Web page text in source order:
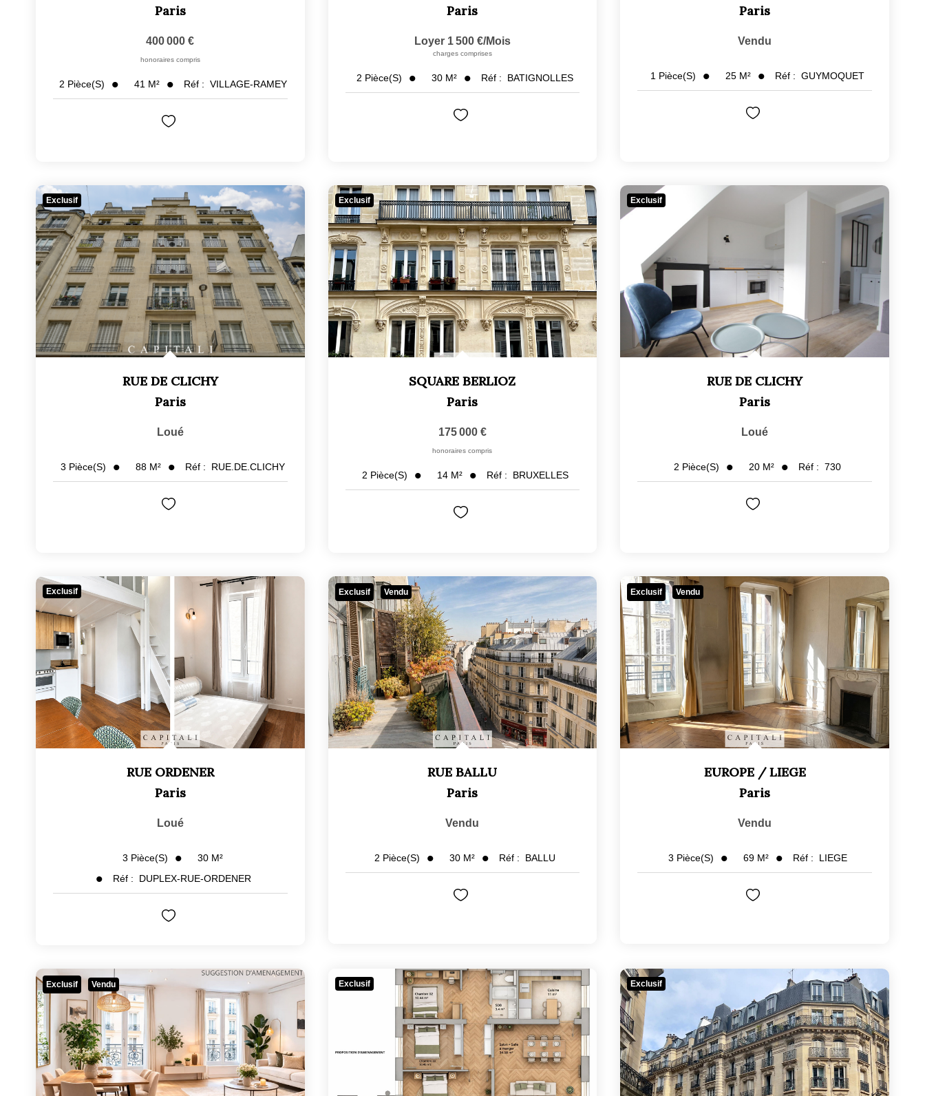
Paris
400 000 €
honoraires compris
2 Pièce(s) 41 M² Réf : VILLAGE-RAMEY
Paris
Loyer 1 500 €/mois
charges comprises
2 Pièce(s) 30 M² Réf : BATIGNOLLES
Paris
Vendu
1 Pièce(s) 25 M² Réf : GUYMOQUET
Exclusif
RUE DE CLICHY
Paris
Loué
3 Pièce(s) 88 M² Réf : RUE.DE.CLICHY
Exclusif
SQUARE BERLIOZ
Paris
175 000 €
honoraires compris
2 Pièce(s) 14 M² Réf : BRUXELLES
Exclusif
RUE DE CLICHY
Paris
Loué
2 Pièce(s) 20 M² Réf : 730
Exclusif
RUE ORDENER
Paris
Loué
3 Pièce(s) 30 M²
Réf :
DUPLEX-RUE-ORDENER
Exclusif Vendu
RUE BALLU
Paris
Vendu
2 Pièce(s) 30 M² Réf : BALLU
Exclusif Vendu
EUROPE / LIEGE
Paris
Vendu
3 Pièce(s) 69 M² Réf : LIEGE
Exclusif Vendu Exclusif Exclusif